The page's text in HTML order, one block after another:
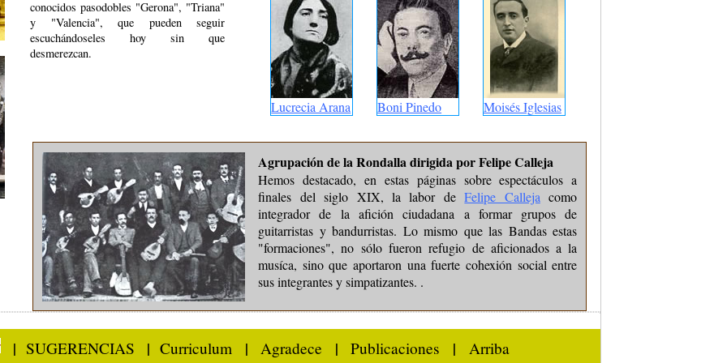
conocidos pasodobles "Gerona", "Triana"
y "Valencia", que pueden seguir
escuchándoseles hoy sin que
desmerezcan.
Lucrecia Arana Boni Pinedo Moisés Iglesias
Agrupación de la Rondalla dirigida por Felipe Calleja
Hemos destacado, en estas páginas sobre espectáculos a
finales del siglo XIX, la labor deFelipe Calleja como
integrador de la afición ciudadana a formar grupos de
guitarristas y bandurristas. Lo mismo que las Bandas estas
"formaciones", no sólo fueron refugio de aficionados a la
musíca, sino que aportaron una fuerte cohexión social entre
sus integrantes y simpatizantes. .
| SUGERENCIAS | Curriculum | Agradece | Publicaciones | Arriba